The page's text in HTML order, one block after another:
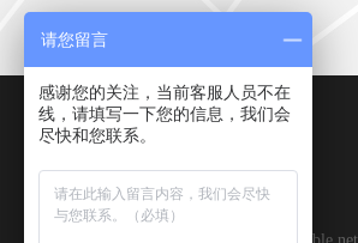
联系我们
手 机：150 0080 0985
请您留言
感谢您的关注，当前客服人员不在
线，请填写一下您的信息，我们会
尽快和您联系。